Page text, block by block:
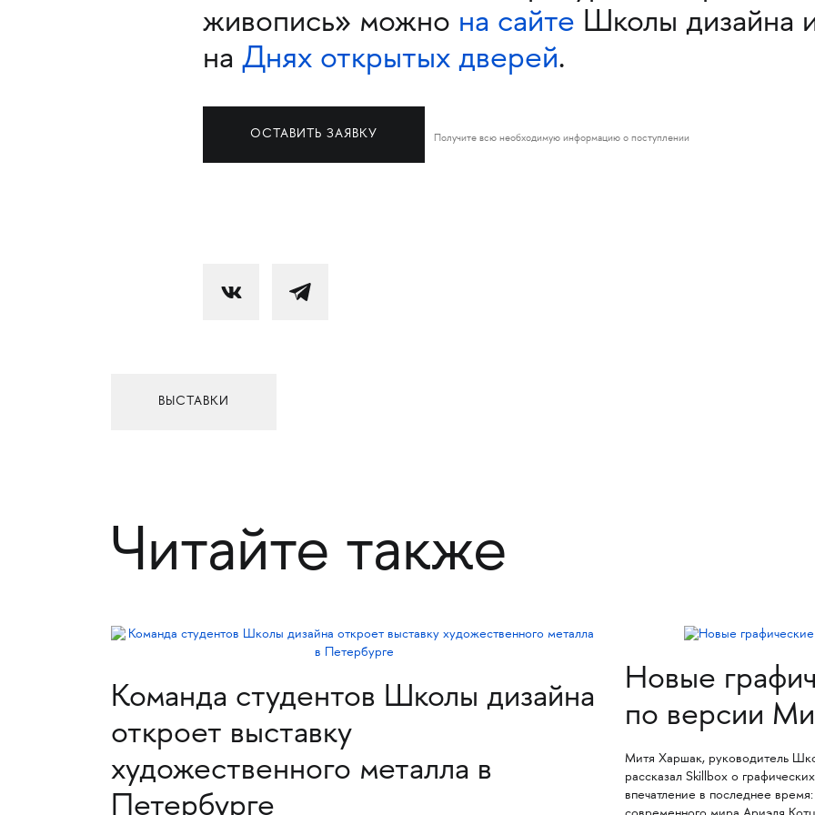
живопись» можно на сайте Школы дизайна
на Днях открытых дверей.
ОСТАВИТЬ ЗАЯВКУ Получите всю необходимую информацию о поступлении
ВЫСТАВКИ
Читайте также
Команда студентов Школы дизайна
откроет выставку
художественного металла в
Петербурге
Новые
по версии
Митя Харшак, руководитель
рассказал Skillbox о
впечатление в последнее